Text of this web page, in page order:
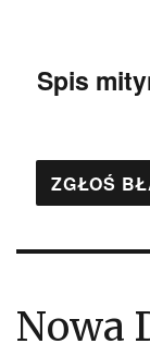
Spis
ZGŁOŚ
Nowa